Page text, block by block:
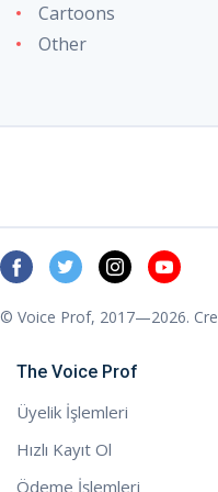
Cartoons
Other
The Voice Prof
Üyelik İşlemleri
Hızlı Kayıt Ol
Ödeme İşlemleri
© Voice Prof, 2017—2026.